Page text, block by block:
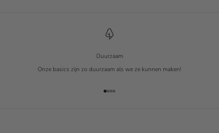
Duurzaam
Onze basics zijn zo duurzaam als we ze kunnen maken!
Naar artikel 1
Naar artikel 2
Naar artikel 3
Naar artikel 4